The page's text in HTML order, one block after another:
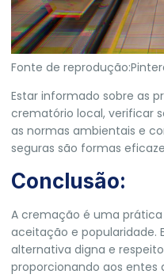
Fonte de
Estar informado sobre as
crematório local, verificar
as normas ambientais e
seguras são formas
Conclusão:
A cremação é uma
aceitação e popularidade.
alternativa digna e
proporcionando aos entes